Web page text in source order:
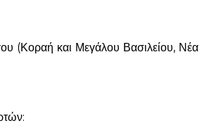
(Κοραή και Μεγάλου Βασιλείου, Νέα